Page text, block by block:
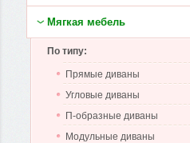
Мягкая мебель
По типу:
Прямые диваны
Угловые диваны
П-образные диваны
Модульные диваны